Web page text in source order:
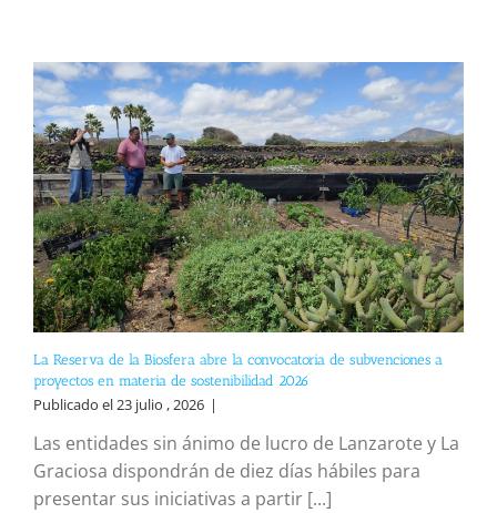
La Reserva de la Biosfera abre la convocatoria de subvenciones a
proyectos en materia de sostenibilidad 2026
Publicado el 23 julio , 2026 |
Las entidades sin ánimo de lucro de Lanzarote y La
Graciosa dispondrán de diez días hábiles para
presentar sus iniciativas a partir [...]